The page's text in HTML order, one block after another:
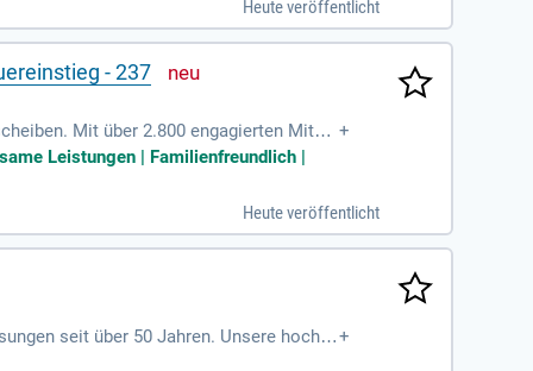
Heute veröffentlicht
- 237
Mit über 2.800 engagierten Mitar
sorgen für zusätzliche Flexibilität und
Wert auf hervorragenden Service. Du bi
+
Leistungen | Familienfreundlich |
Heute veröffentlicht
seit über 50 Jahren. Unsere hochw
Wir suchen einen engag
+